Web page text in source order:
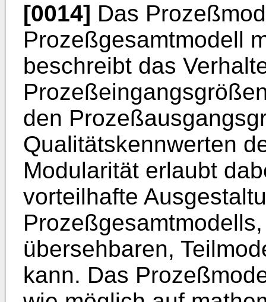
[0014] Das
Prozeßgesamtmodell
beschreibt das
den
Qualitätskennwerten
Modularität erlaubt
vorteilhafte
übersehbaren,
kann. Das